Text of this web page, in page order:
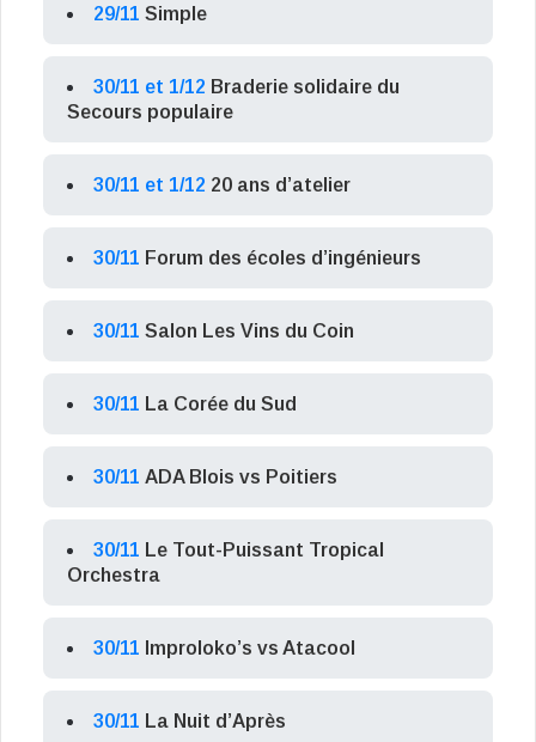
29/11 Simple
30/11 et 1/12 Braderie solidaire du
Secours populaire
30/11 et 1/12 20 ans d’atelier
30/11 Forum des écoles d’ingénieurs
30/11 Salon Les Vins du Coin
30/11 La Corée du Sud
30/11 ADA Blois vs Poitiers
30/11 Le Tout-Puissant Tropical
Orchestra
30/11 Improloko’s vs Atacool
30/11 La Nuit d’Après